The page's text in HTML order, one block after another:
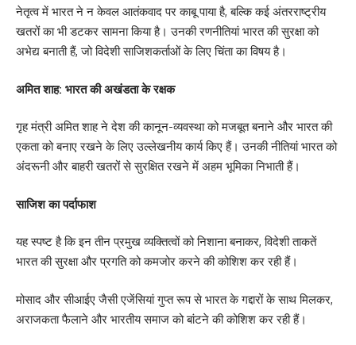
नेतृत्व में भारत ने न केवल आतंकवाद पर काबू पाया है, बल्कि कई अंतरराष्ट्रीय
खतरों का भी डटकर सामना किया है। उनकी रणनीतियां भारत की सुरक्षा को
अभेद्य बनाती हैं, जो विदेशी साजिशकर्ताओं के लिए चिंता का विषय है।
अमित शाह: भारत की अखंडता के रक्षक
गृह मंत्री अमित शाह ने देश की कानून-व्यवस्था को मजबूत बनाने और भारत की
एकता को बनाए रखने के लिए उल्लेखनीय कार्य किए हैं। उनकी नीतियां भारत को
अंदरूनी और बाहरी खतरों से सुरक्षित रखने में अहम भूमिका निभाती हैं।
साजिश का पर्दाफाश
यह स्पष्ट है कि इन तीन प्रमुख व्यक्तित्वों को निशाना बनाकर, विदेशी ताकतें
भारत की सुरक्षा और प्रगति को कमजोर करने की कोशिश कर रही हैं।
मोसाद और सीआईए जैसी एजेंसियां गुप्त रूप से भारत के गद्दारों के साथ मिलकर,
अराजकता फैलाने और भारतीय समाज को बांटने की कोशिश कर रही हैं।